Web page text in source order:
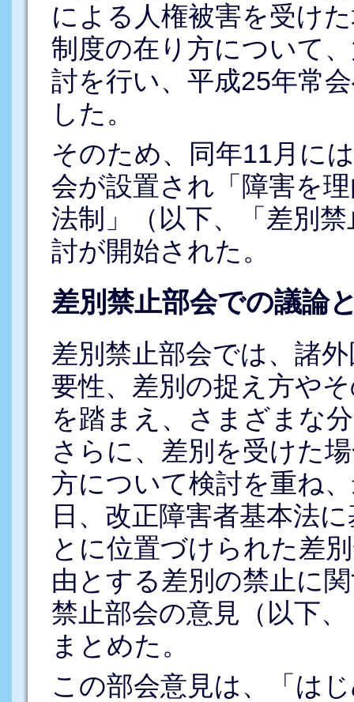
による人権被害を受け
制度の在り方について
討を行い、平成25年常
した。
そのため、同年11月に
会が設置され「障害を
法制」（以下、「差別
討が開始された。
差別禁止部会での議論
差別禁止部会では、諸
要性、差別の捉え方や
を踏まえ、さまざまな
さらに、差別を受けた
方について検討を重ね
日、改正障害者基本法
とに位置づけられた差
由とする差別の禁止に
禁止部会の意見（以下
まとめた。
この部会意見は、「は